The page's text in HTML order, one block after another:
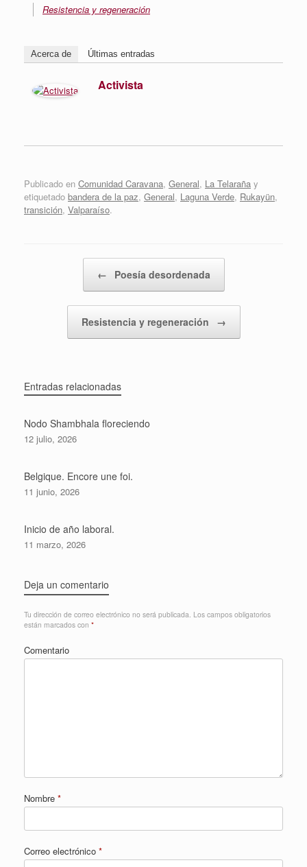
Resistencia y regeneración
Acerca de Últimas entradas
Activista
Publicado en Comunidad Caravana, General, La Telaraña y
etiquetado bandera de la paz, General, Laguna Verde, Rukayün,
transición, Valparaíso.
← Poesía desordenada
Resistencia y regeneración →
Entradas relacionadas
Nodo Shambhala floreciendo
12 julio, 2026
Belgique. Encore une foi.
11 junio, 2026
Inicio de año laboral.
11 marzo, 2026
Deja un comentario
Tu dirección de correo electrónico no será publicada. Los campos obligatorios
están marcados con *
Comentario
Nombre *
Correo electrónico *